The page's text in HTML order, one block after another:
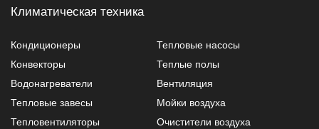
Климатическая техника
Кондиционеры
Тепловые насосы
Конвекторы
Теплые полы
Водонагреватели
Вентиляция
Тепловые завесы
Мойки воздуха
Тепловентиляторы
Очистители воздуха